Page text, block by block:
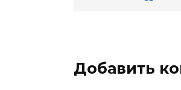
Добавить